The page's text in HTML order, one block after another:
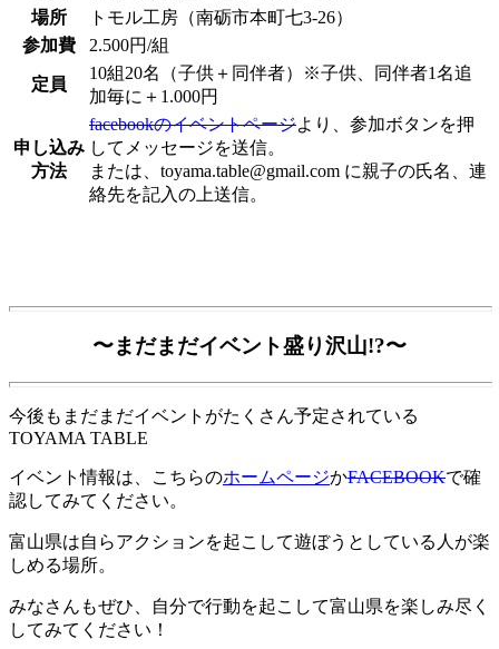
場所
トモル工房（南砺市本町七3-26）
参加費
2.500円/組
定員
10組20名（子供＋同伴者）※子供、同伴者1名追
加毎に＋1.000円
申し込み
方法
facebookのイベントページより、参加ボタンを押
してメッセージを送信。
または、toyama.table@gmail.com に親子の氏名、連
絡先を記入の上送信。
〜まだまだイベント盛り沢山!?〜
今後もまだまだイベントがたくさん予定されている
TOYAMA TABLE
イベント情報は、こちらのホームページかFACEBOOKで確
認してみてください。
富山県は自らアクションを起こして遊ぼうとしている人が楽
しめる場所。
みなさんもぜひ、自分で行動を起こして富山県を楽しみ尽く
してみてください！